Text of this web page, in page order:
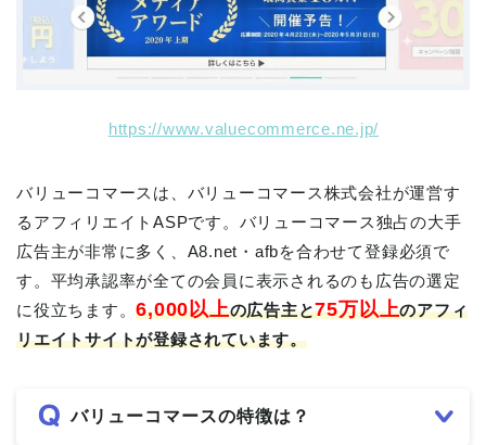
https://www.valuecommerce.ne.jp/
バリューコマースは、バリューコマース株式会社が運営す
るアフィリエイトASPです。バリューコマース独占の大手
広告主が非常に多く、A8.net・afbを合わせて登録必須で
す。平均承認率が全ての会員に表示されるのも広告の選定
に役立ちます。6,000以上の広告主と75万以上のアフィ
リエイトサイトが登録されています。
バリューコマースの特徴は？